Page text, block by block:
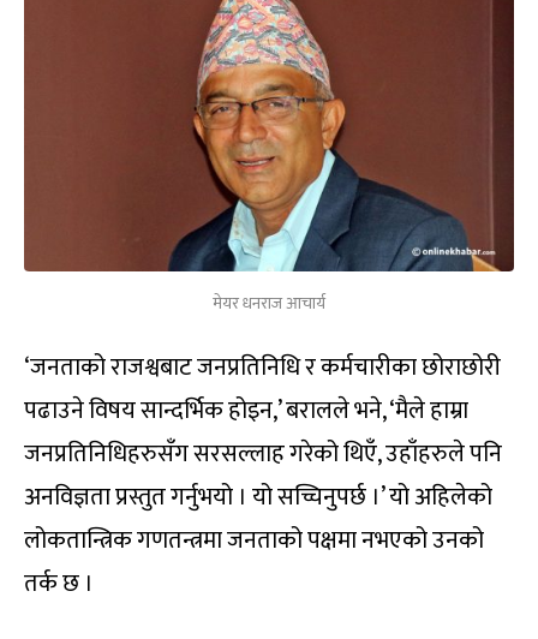
मेयर धनराज आचार्य
‘जनताको राजश्वबाट जनप्रतिनिधि र कर्मचारीका छोराछोरी
पढाउने विषय सान्दर्भिक होइन,’ बरालले भने, ‘मैले हाम्रा
जनप्रतिनिधिहरुसँग सरसल्लाह गरेको थिएँ, उहाँहरुले पनि
अनविज्ञता प्रस्तुत गर्नुभयो । यो सच्चिनुपर्छ ।’ यो अहिलेको
लोकतान्त्रिक गणतन्त्रमा जनताको पक्षमा नभएको उनको
तर्क छ ।